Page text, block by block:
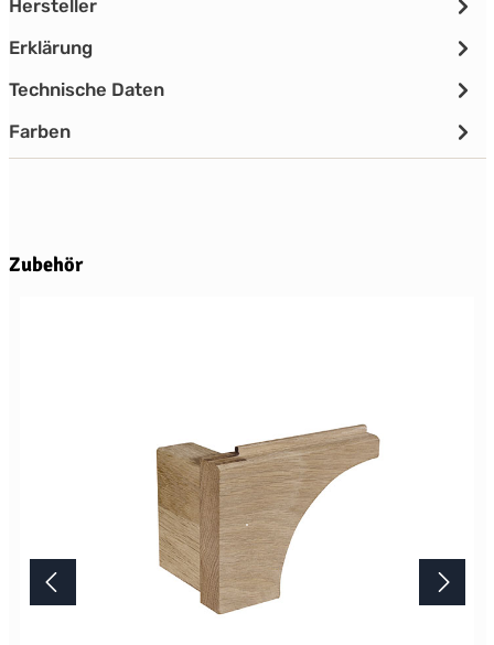
Hersteller
Erklärung
Technische Daten
Farben
Produktgalerie überspringen
Zubehör